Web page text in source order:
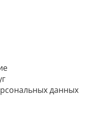
данных